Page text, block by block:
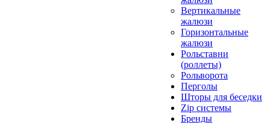
Вертикальные
жалюзи
Горизонтальные
жалюзи
Рольставни
(роллеты)
Рольворота
Перголы
Шторы для беседки
Zip системы
Бренды